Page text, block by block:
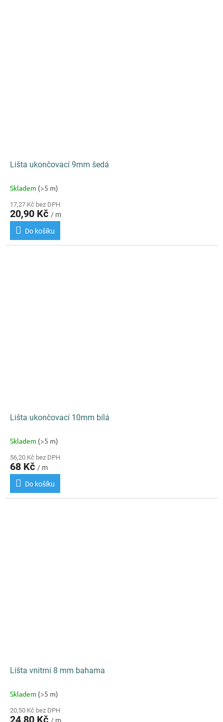
Lišta ukončovací 9mm šedá
Skladem (>5 m)
17,27 Kč bez DPH
20,90 Kč / m
Do košíku
Lišta ukončovací 10mm bílá
Skladem (>5 m)
56,20 Kč bez DPH
68 Kč / m
Do košíku
Lišta vnitrni 8 mm bahama
Skladem (>5 m)
20,50 Kč bez DPH
24,80 Kč / m